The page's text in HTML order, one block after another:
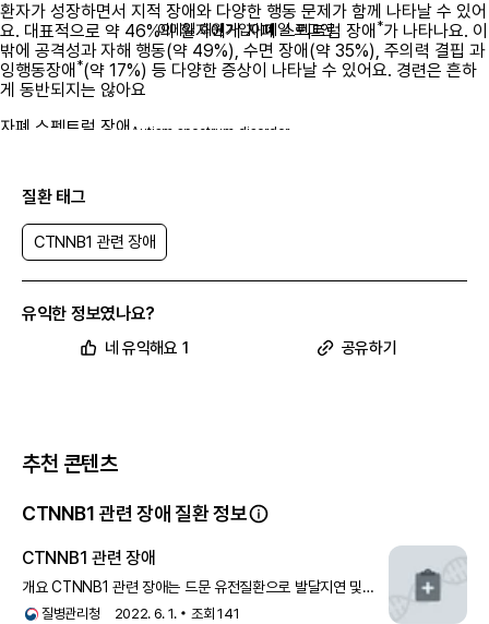
환자가 성장하면서 지적 장애와 다양한 행동 문제가 함께 나타날 수 있어
요. 대표적으로 약 46%의 환자에게 자폐 스펙트럼 장애 *가 나타나요. 이
밖에 공격성과 자해 행동(약 49%), 수면 장애(약 35%), 주의력 결핍 과
잉행동장애 *(약 17%) 등 다양한 증상이 나타날 수 있어요. 경련은 흔하
게 동반되지는 않아요
자폐 스펙트럼 장애 Autism spectrum disorder
범위한 스펙트럼을 갖고 있다는 의미에서 자폐 스펙트럼 장애라고
해요.
주의력 결핍 과잉행동장애
주로 주의 산만, 과잉 행동, 충동성 등의 증상이 나타나는 질환으로
ADHD라고도 해요.
안과적 증상
이메일 회원가입이메일 로그인
질환 태그
CTNNB1 관련 장애
유익한 정보였나요?
네 유익해요 1 공유하기
추천 콘텐츠
CTNNB1 관련 장애 질환 정보
CTNNB1 관련 장애
개요 CTNNB1 관련 장애는 드문 유전질환으로 발달지연 및
지적장애가 동반된 환자에서 2012년 처음으로 보고되었습니다.
질병관리청 2022. 6. 1. 조회141